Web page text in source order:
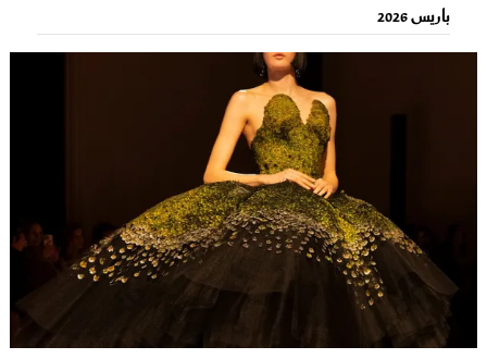
باريس 2026